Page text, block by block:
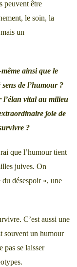
peuvent être
le soin, la
un
ainsi que le
de l’humour ?
l’élan vital au milieu
joie de
?
que l’humour tient
juives. On
désespoir », une
C’est aussi une
souvent un humour
pas se laisser